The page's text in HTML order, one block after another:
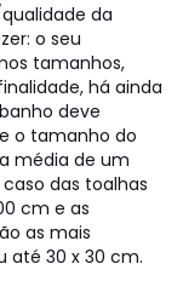
da
o seu
tamanhos,
há ainda
deve
o tamanho do
média de um
das toalhas
cm e as
as mais
até 30 x 30 cm.